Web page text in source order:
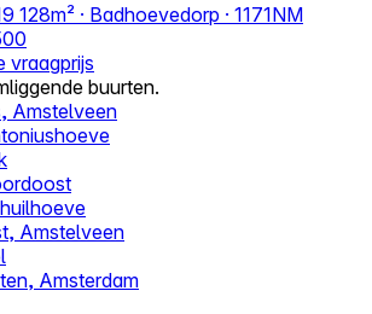
128m² · Badhoevedorp · 1171NM
vraagprijs
buurten.
Amstelveen
Amstelveen
Amsterdam